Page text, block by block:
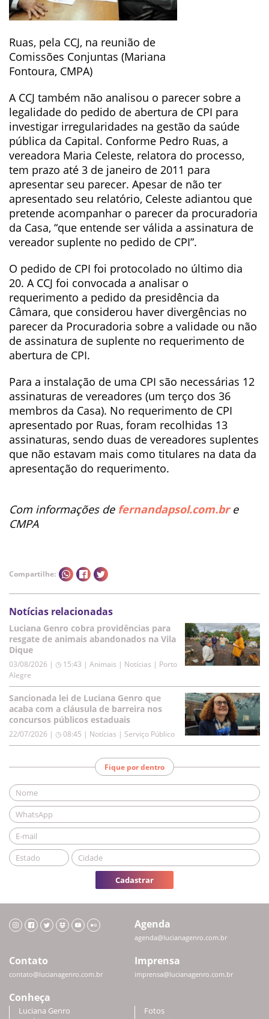
Ruas, pela CCJ, na reunião de
Comissões Conjuntas (Mariana
Fontoura, CMPA)
A CCJ também não analisou o parecer sobre a
legalidade do pedido de abertura de CPI para
investigar irregularidades na gestão da saúde
pública da Capital. Conforme Pedro Ruas, a
vereadora Maria Celeste, relatora do processo,
tem prazo até 3 de janeiro de 2011 para
apresentar seu parecer. Apesar de não ter
apresentado seu relatório, Celeste adiantou que
pretende acompanhar o parecer da procuradoria
da Casa, “que entende ser válida a assinatura de
vereador suplente no pedido de CPI”.
O pedido de CPI foi protocolado no último dia
20. A CCJ foi convocada a analisar o
requerimento a pedido da presidência da
Câmara, que considerou haver divergências no
parecer da Procuradoria sobre a validade ou não
de assinatura de suplente no requerimento de
abertura de CPI.
Para a instalação de uma CPI são necessárias 12
assinaturas de vereadores (um terço dos 36
membros da Casa). No requerimento de CPI
apresentado por Ruas, foram recolhidas 13
assinaturas, sendo duas de vereadores suplentes
que não estavam mais como titulares na data da
apresentação do requerimento.
Com informações de fernandapsol.com.bre
CMPA
Compartilhe:
Notícias relacionadas
Luciana Genro cobra providências para
resgate de animais abandonados na Vila
Dique
03/08/2026 | ◷ 15:43 | Animais | Notícias | Porto
Alegre
Sancionada lei de Luciana Genro que
acaba com a cláusula de barreira nos
concursos públicos estaduais
22/07/2026 | ◷ 08:45 | Notícias | Serviço Público
Fique por dentro
Cadastrar
Agenda
agenda@lucianagenro.com.br
Contato
contato@lucianagenro.com.br
Imprensa
imprensa@lucianagenro.com.br
Conheça
Luciana Genro
Fotos